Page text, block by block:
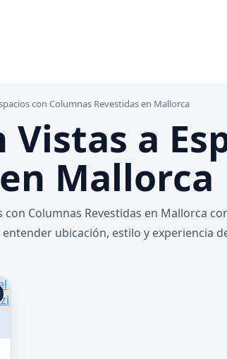
con Columnas Revestidas en Mallorca
a
Mallorca
con Columnas Revestidas en Mallorca
ubicación, estilo y experiencia